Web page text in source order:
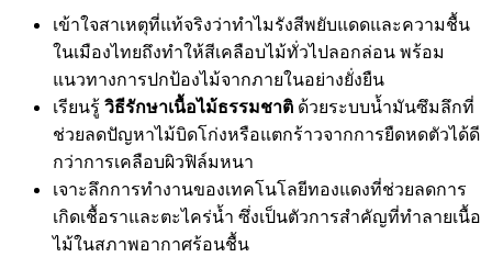
เข้าใจสาเหตุที่แท้จริงว่าทำไมรังสีพยับแดดและความชื้น
ในเมืองไทยถึงทำให้สีเคลือบไม้ทั่วไปลอกล่อน พร้อม
แนวทางการปกป้องไม้จากภายในอย่างยั่งยืน
เรียนรู้ วิธีรักษาเนื้อไม้ธรรมชาติ ด้วยระบบน้ำมันซึมลึกที่
ช่วยลดปัญหาไม้บิดโก่งหรือแตกร้าวจากการยืดหดตัวได้ดี
กว่าการเคลือบผิวฟิล์มหนา
เจาะลึกการทำงานของเทคโนโลยีทองแดงที่ช่วยลดการ
เกิดเชื้อราและตะไคร่น้ำ ซึ่งเป็นตัวการสำคัญที่ทำลายเนื้อ
ไม้ในสภาพอากาศร้อนชื้น